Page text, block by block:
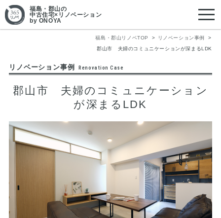
福島・郡山の
中古住宅×リノベーション
by ONOYA
福島・郡山リノベTOP
リノベーション事例
郡山市 夫婦のコミュニケーションが深まるLDK
リノベーション事例 Renovation Case
郡山市 夫婦のコミュニケーション
が深まるLDK